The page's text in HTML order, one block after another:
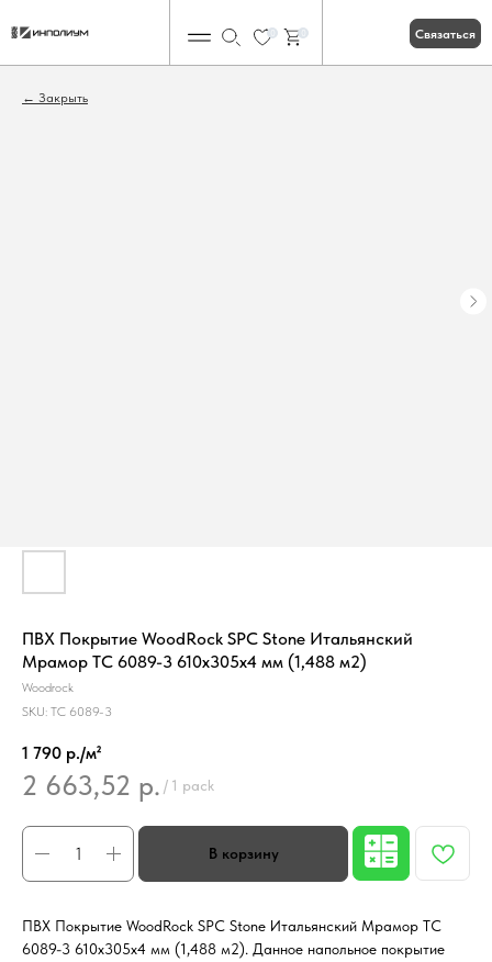
Связаться
Закрыть
ПВХ Покрытие WoodRock SPC Stone Итальянский
Мрамор TC 6089-3 610х305х4 мм (1,488 м2)
Woodrock
SKU: TC 6089-3
1 790 р./м²
2 663,52 р. / 1 pack
ПВХ Покрытие WoodRock SPC Stone Итальянский Мрамор TC
6089-3 610х305х4 мм (1,488 м2). Данное напольное покрытие